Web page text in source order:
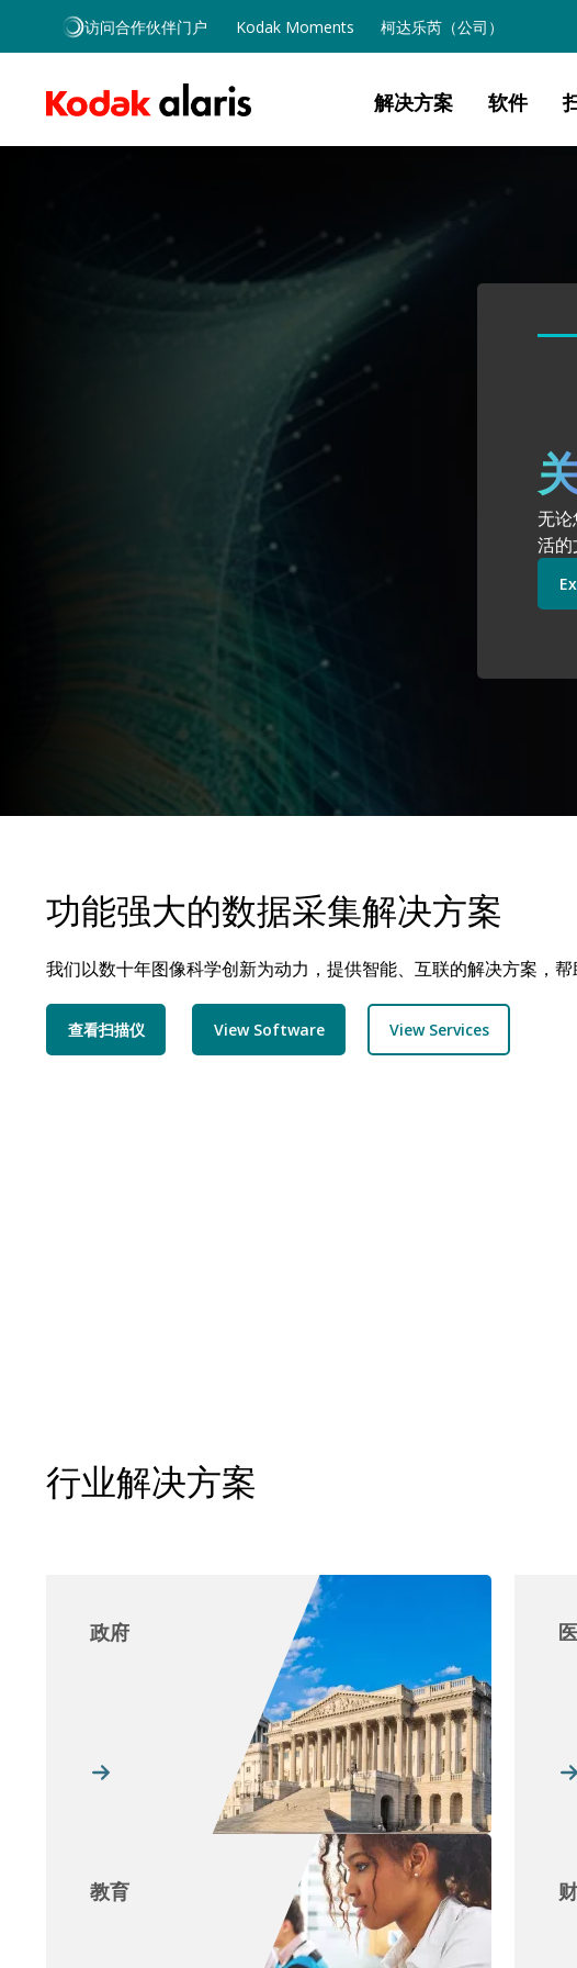
Skip to main content
访问合作伙伴门户 Kodak Moments 柯达乐芮（公司）
解决方案 软件
无
活的
功能强大的数据采集解决方案
我们以数十年图像科学创新为动力，提供智能、互联的解决方案，帮
查看扫描仪 View Software View Services
行业解决方案
政府
教育